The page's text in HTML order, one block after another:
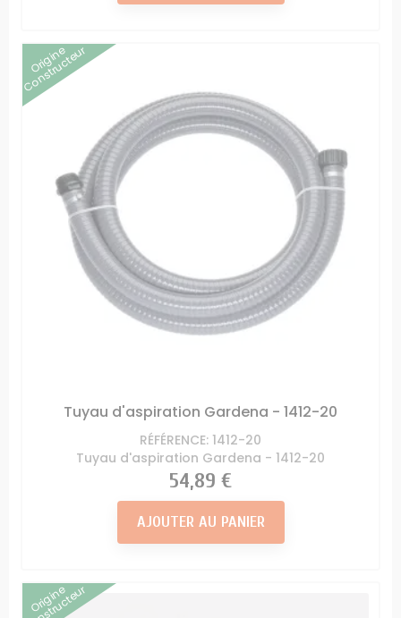
Origine
Constructeur
Tuyau d'aspiration Gardena - 1412-20
RÉFÉRENCE: 1412-20
Tuyau d'aspiration Gardena - 1412-20
Prix
54,89 €
AJOUTER AU PANIER
Origine